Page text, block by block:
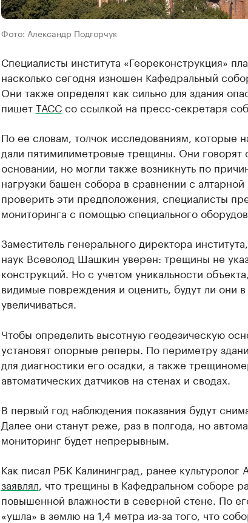
Фото: Александр Подгорчук
Специалисты института «Геореконструкция»
насколько сегодня изношен Кафедральный
Они также определят как сильно для здания
пишетТАССсо ссылкой на пресс-секретаря
По ее словам, толчок исследованиям, которые
дали пятимилиметровые трещины. Они говорят
основании, но могли также возникнуть по
нагрузки башен собора в сравнении с
проверить эти предположения, специалисты
мониторинга с помощью специального
Заместитель генерального директора
наук Всеволод Шашкин уверен: трещины не
конструкций. Но с учетом уникальности
видимые повреждения и оценить, будут ли они
увеличиваться.
Чтобы определить высотную геодезическую
установят опорные реперы. По периметру
для диагностики его осадки, а также
автоматических датчиков на стенах и сводах.
В первый год наблюдения показания будут
Далее они станут реже, раз в полгода, но
мониторинг будет непрерывным.
Как писал РБК Калининград, ранее культуролог
заявлял , что трещины в Кафедральном соборе
повышенной влажности в северной стене. По
«ушла» в землю на 1,4 метра из-за того, что